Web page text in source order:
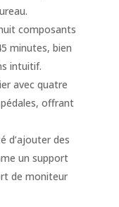
composants
minutes, bien
intuitif.
avec quatre
offrant
d’ajouter des
un support
de moniteur